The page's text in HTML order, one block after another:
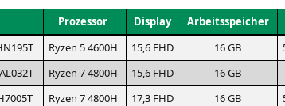
Pro­zes­sor Dis­play Arbeits­spei­cher
Ryzen 54600H 15,6 FHD 16GB
Ryzen 74800H 15,6 FHD 16GB
Ryzen 74800H 17,3 FHD 16GB